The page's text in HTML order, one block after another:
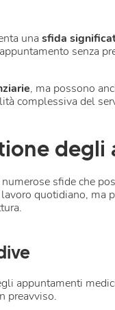
una sfida
senza
, ma possono
complessiva del
sfide che
quotidiano, ma
appuntamenti
preavviso.